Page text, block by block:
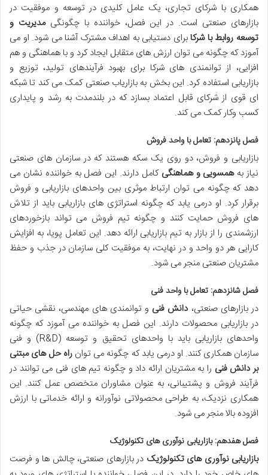
همکاری با شرکای تجاری، یک عامل کلیدی در توسعه و موفقیت در
بازارهای صنعتی است. در این فصل، خواننده با چگونگیمدیریت و
توسعه روابط با شرکابرای دستیابی به اهداف مشترک آشنا می شود. او می
آموزد که چگونه می توان ارزش های متقابل ایجاد کرد و با هماهنگی و هم
افزایی، از توانمندی های شرکا برای بهبود فرآیندهای تولید، توزیع و
بازاریابی استفاده کرد. این بخش به بازاریاب صنعتی کمک می کند تا شبکه
ای قوی از شرکای قابل اعتماد بسازد که در بلندمدت به رشد و پایداری
کسب وکار کمک می کند.
فصل پانزدهم: تعامل با واحد فروش
بازاریابی و فروش، دو روی یک سکه هستند که در سازمان های صنعتی
نیاز بههمسویی و هماهنگی کامل دارند. این فصل به خواننده نشان می
دهد که چگونه می توان ارتباط موثری بین واحدهای بازاریابی و فروش
برقرار کرد. او درمی یابد که چگونه استراتژی های بازاریابی باید از تلاش
های فروش حمایت کنند و چگونه تیم فروش می تواند بازخوردهای
ارزشمندی را از بازار به تیم بازاریابی ارائه دهد. این تعامل پویا، به افزایش
کارایی هر دو واحد و در نهایت، به موفقیت کلی سازمان در جذب و حفظ
مشتریان صنعتی منجر می شود.
فصل شانزدهم: تعامل با واحد فنی
در بازارهای صنعتی،دانش فنی و توانمندی های مهندسی، نقشی حیاتی
در بازاریابی محصولات دارند. این فصل به خواننده می آموزد که چگونه
واحدهای بازاریابی باید با واحدهای تحقیق و توسعه (R&D) و فنی
سازمان همکاری کنند. او درمی یابد که چگونه می توان راه حل های مبتنی
بر دانش فنی را به مشتریان ارائه داد و چگونه تیم های فنی می توانند در
فرآیند فروش و پشتیبانی، به عنوان مشاوران متخصص عمل کنند. این
همکاری نزدیک، به طراحی محصولاتی نوآورانه و ارائه خدماتی با ارزش
افزوده بالا منجر می شود.
فصل هفدهم: بازاریابی نوآوری های تکنولوژیک
بازاریابی نوآوری های تکنولوژیک در بازارهای صنعتی، چالش ها و فرصت